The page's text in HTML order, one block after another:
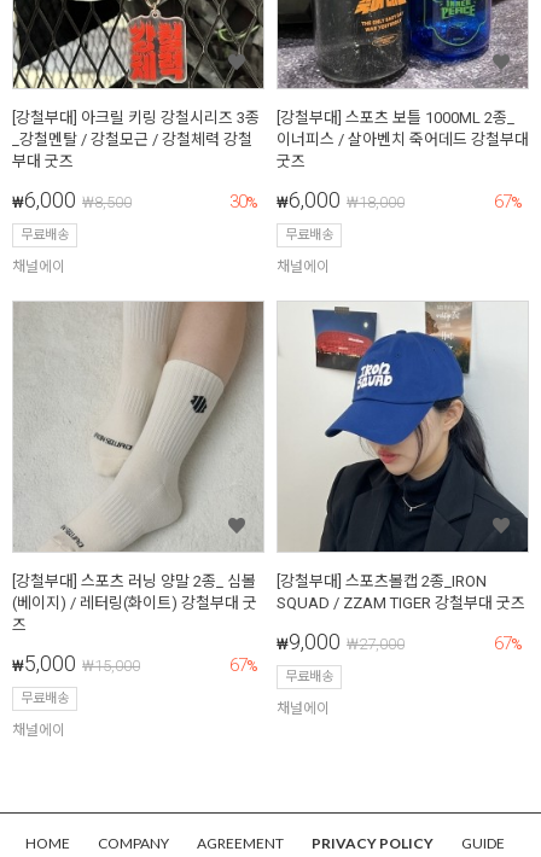
[강철부대] 아크릴 키링 강철시리즈 3종
_강철멘탈 / 강철모근 / 강철체력 강철
부대 굿즈
₩6,000 ₩8,500 30%
무료배송
채널에이
[강철부대] 스포츠 보틀 1000ML 2종_
이너피스 / 살아벤치 죽어데드 강철부대
굿즈
₩6,000 ₩18,000 67%
무료배송
채널에이
[강철부대] 스포츠 러닝 양말 2종_ 심볼
(베이지) / 레터링(화이트) 강철부대 굿
즈
₩5,000 ₩15,000 67%
무료배송
채널에이
[강철부대] 스포츠볼캡 2종_IRON
SQUAD / ZZAM TIGER 강철부대 굿즈
₩9,000 ₩27,000 67%
무료배송
채널에이
HOME COMPANY AGREEMENT PRIVACY POLICY
GUIDE